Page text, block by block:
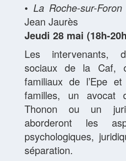
• La Roche-sur-Foron
Jean Jaurès
Jeudi 28 mai (18h-
Les intervenants,
sociaux de la Caf,
familiaux de l’Epe
familles, un avocat
Thonon ou un
aborderont les
psychologiques,
séparation.